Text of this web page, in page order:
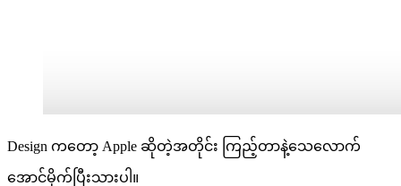
Design ကတော့ Apple ဆိုတဲ့အတိုင်း ကြည့်တာနဲ့သေလောက်
အောင်မိုက်ပြီးသားပါ။